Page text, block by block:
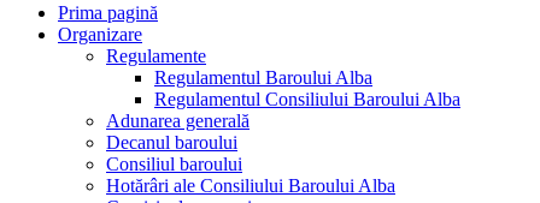
Prima pagină
Organizare
Regulamente
Regulamentul Baroului Alba
Regulamentul Consiliului Baroului Alba
Adunarea generală
Decanul baroului
Consiliul baroului
Hotărâri ale Consiliului Baroului Alba